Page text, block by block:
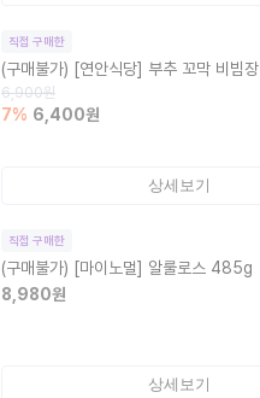
직접 구매한
(구매불가) [연안식당] 부추 꼬막 비빔장
6,900원
7% 6,400원
상세보기
직접 구매한
(구매불가) [마이노멀] 알룰로스 485g
8,980원
상세보기